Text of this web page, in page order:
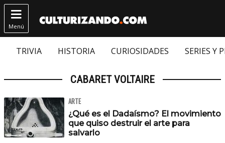

Menú
TRIVIA HISTORIA CURIOSIDADES SERIES Y
CABARET VOLTAIRE
ARTE
¿Qué es el Dadaísmo? El movimiento
que quiso destruir el arte para
salvarlo